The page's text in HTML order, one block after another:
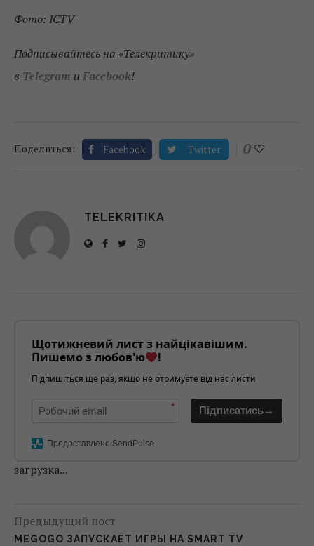
Фото: ICTV
Подписывайтесь на «Телекритику»
в Telegram и Facebook!
Поделиться: Facebook Twitter 0
TELEKRITIKA
Щотижневий лист з найцікавішим.
Пишемо з любов'ю
!
Підпишіться ще раз, якщо не отримуєте від нас листи
* Підписатись→
Предоставлено SendPulse
загрузка...
Предыдущий пост
MEGOGO ЗАПУСКАЕТ ИГРЫ НА SMART TV